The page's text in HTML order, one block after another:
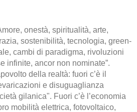
onestà, spiritualità, arte,
sostenibilità, tecnologia, green-
cambi di paradigma, rivoluzioni
infinite, ancor non nominate”.
della realtà: fuori c’è il
e disuguaglianza
gilanica". Fuori c’è l’economia
mobilità elettrica, fotovoltaico,